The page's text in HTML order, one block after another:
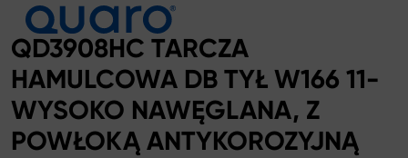
QD3908HC TARCZA
HAMULCOWA DB TYŁ W166 11-
WYSOKO NAWĘGLANA, Z
POWŁOKĄ ANTYKOROZYJNĄ